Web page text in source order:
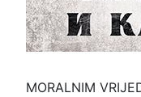
MORALNIM